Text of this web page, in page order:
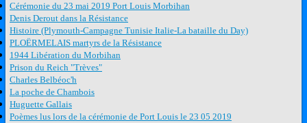
Cérémonie du 23 mai 2019 Port Louis Morbihan
Denis Derout dans la Résistance
Histoire (Plymouth-Campagne Tunisie Italie-La bataille du Day)
PLOËRMELAIS martyrs de la Résistance
1944 Libération du Morbihan
Prison du Reich "Trèves"
Charles Belbéoc'h
La poche de Chambois
Huguette Gallais
Poèmes lus lors de la cérémonie de Port Louis le 23 05 2019